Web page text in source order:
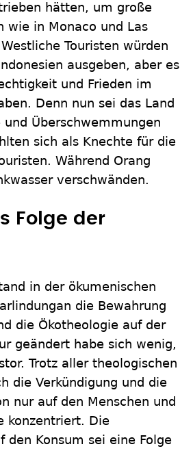
hätten, um große
wie in Monaco und Las
Touristen würden
ausgeben, aber es
und Frieden im
Denn nun sei das Land
und Überschwemmungen
sich als Knechte für die
Während Orang
verschwänden.
Folge der
in der ökumenischen
die Bewahrung
die Ökotheologie auf der
geändert habe sich wenig,
Trotz aller theologischen
die Verkündigung und die
nur auf den Menschen und
konzentriert. Die
den Konsum sei eine Folge